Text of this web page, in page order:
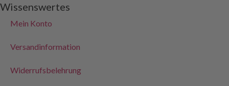
Wissenswertes
Mein Konto
Versandinformation
Widerrufsbelehrung